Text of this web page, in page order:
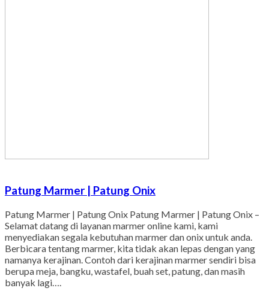
Patung Marmer | Patung Onix
Patung Marmer | Patung Onix Patung Marmer | Patung Onix –
Selamat datang di layanan marmer online kami, kami
menyediakan segala kebutuhan marmer dan onix untuk anda.
Berbicara tentang marmer, kita tidak akan lepas dengan yang
namanya kerajinan. Contoh dari kerajinan marmer sendiri bisa
berupa meja, bangku, wastafel, buah set, patung, dan masih
banyak lagi….